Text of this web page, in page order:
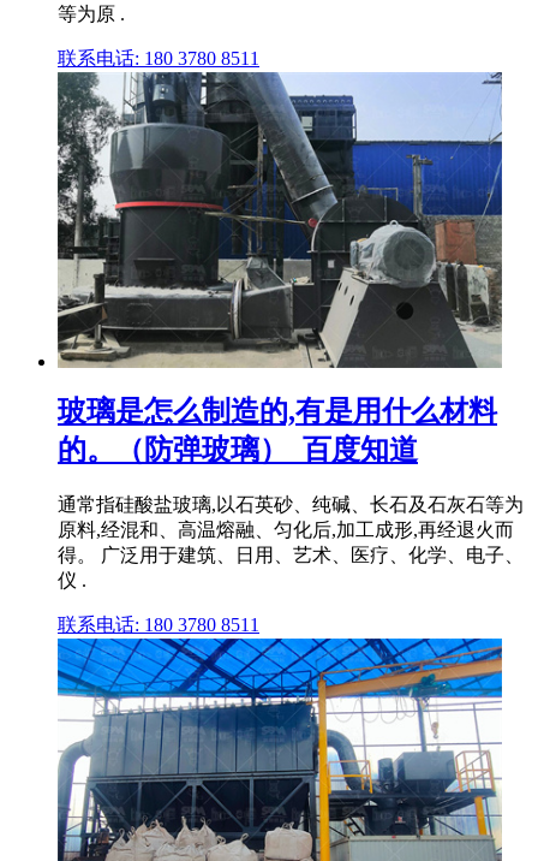
等为原 .
联系电话: 180 3780 8511
玻璃是怎么制造的,有是用什么材料
的。（防弹玻璃）_百度知道
通常指硅酸盐玻璃,以石英砂、纯碱、长石及石灰石等为
原料,经混和、高温熔融、匀化后,加工成形,再经退火而
得。 广泛用于建筑、日用、艺术、医疗、化学、电子、
仪 .
联系电话: 180 3780 8511